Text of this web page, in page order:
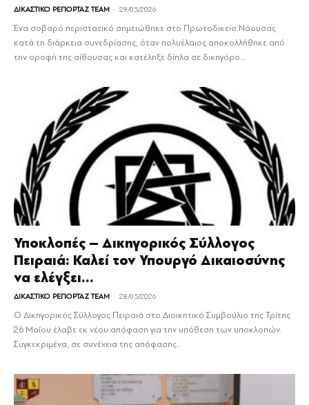
ΔΙΚΑΣΤΙΚΟ ΡΕΠΟΡΤΑΖ TEAM - 29/05/2026
Ένα σοβαρό περιστατικό σημειώθηκε στο Πρωτοδικείο Νάουσας
κατά τη διάρκεια συνεδρίασης, όταν πολυέλαιος αποκολλήθηκε από
την οροφή της αίθουσας και κατέληξε δίπλα σε δικηγόρο....
Υποκλοπές – Δικηγορικός Σύλλογος
Πειραιά: Καλεί τον Υπουργό Δικαιοσύνης
να ελέγξει...
ΔΙΚΑΣΤΙΚΟ ΡΕΠΟΡΤΑΖ TEAM - 28/05/2026
Ο Δικηγορικός Σύλλογος Πειραιά στο Διοικητικό Συμβούλιο της Τρίτης
26 Μαΐου έλαβε εκ νέου απόφαση για την υπόθεση των υποκλοπών.
Συγκεκριμένα, σε συνέχεια της απόφασης...